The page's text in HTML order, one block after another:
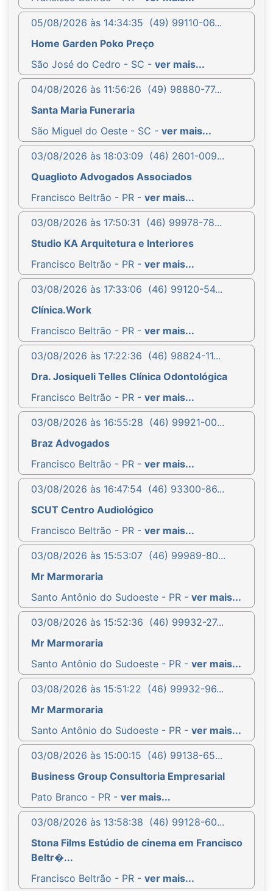
05/08/2026 às 14:34:35 (49) 99110-06...
Home Garden Poko Preço
São José do Cedro - SC - ver mais...
04/08/2026 às 11:56:26 (49) 98880-77...
Santa Maria Funeraria
São Miguel do Oeste - SC - ver mais...
03/08/2026 às 18:03:09 (46) 2601-009...
Quaglioto Advogados Associados
Francisco Beltrão - PR - ver mais...
03/08/2026 às 17:50:31 (46) 99978-78...
Studio KA Arquitetura e Interiores
Francisco Beltrão - PR - ver mais...
03/08/2026 às 17:33:06 (46) 99120-54...
Clínica.Work
Francisco Beltrão - PR - ver mais...
03/08/2026 às 17:22:36 (46) 98824-11...
Dra. Josiqueli Telles Clínica Odontológica
Francisco Beltrão - PR - ver mais...
03/08/2026 às 16:55:28 (46) 99921-00...
Braz Advogados
Francisco Beltrão - PR - ver mais...
03/08/2026 às 16:47:54 (46) 93300-86...
SCUT Centro Audiológico
Francisco Beltrão - PR - ver mais...
03/08/2026 às 15:53:07 (46) 99989-80...
Mr Marmoraria
Santo Antônio do Sudoeste - PR - ver mais...
03/08/2026 às 15:52:36 (46) 99932-27...
Mr Marmoraria
Santo Antônio do Sudoeste - PR - ver mais...
03/08/2026 às 15:51:22 (46) 99932-96...
Mr Marmoraria
Santo Antônio do Sudoeste - PR - ver mais...
03/08/2026 às 15:00:15 (46) 99138-65...
Business Group Consultoria Empresarial
Pato Branco - PR - ver mais...
03/08/2026 às 13:58:38 (46) 99128-60...
Stona Films Estúdio de cinema em Francisco
Beltr�...
Francisco Beltrão - PR - ver mais...